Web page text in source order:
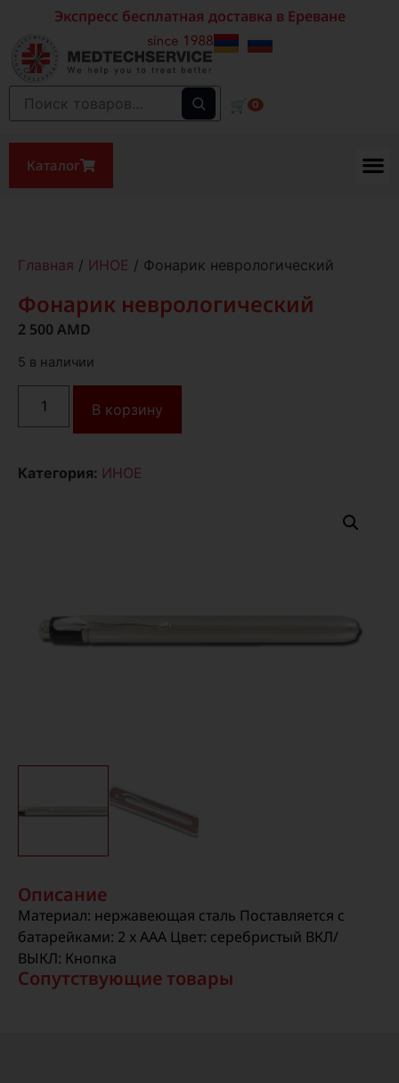
Экспресс бесплатная доставка в Ереване
🛒 0
Каталог
Главная / ИНОЕ / Фонарик неврологический
Фонарик неврологический
2 500 AMD
5 в наличии
В корзину
Категория: ИНОЕ
Описание
Материал: нержавеющая сталь Поставляется с
батарейками: 2 x AAA Цвет: серебристый ВКЛ/
ВЫКЛ: Кнопка
Сопутствующие товары